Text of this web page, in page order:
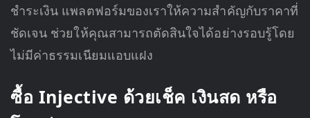
ชำระเงิน แพลตฟอร์มของเราให้ความสำคัญกับราคาที่
ชัดเจน ช่วยให้คุณสามารถตัดสินใจได้อย่างรอบรู้โดย
ไม่มีค่าธรรมเนียมแอบแฝง
ซื้อ Injective ด้วยเช็ค เงินสด หรือ